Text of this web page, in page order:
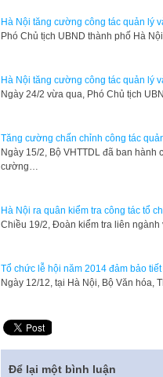
Hà Nội tăng cường công tác quản lý
Phó Chủ tịch UBND thành phố Hà
Hà Nội tăng cường công tác quản lý
Ngày 24/2 vừa qua, Phó Chủ tịch
Tăng cường chấn chỉnh công tác
Ngày 15/2, Bộ VHTTDL đã ban hành
cường…
Hà Nội ra quân kiểm tra công tác tổ
​Chiều 19/2, Đoàn kiểm tra liên
Tổ chức lễ hội năm 2014 đảm bảo
​Ngày 12/12, tại Hà Nội, Bộ Văn hóa,
Để lại một bình luận